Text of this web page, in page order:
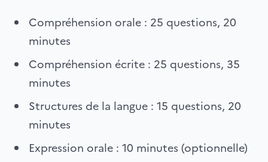
Compréhension orale : 25 questions, 20
minutes
Compréhension écrite : 25 questions, 35
minutes
Structures de la langue : 15 questions, 20
minutes
Expression orale : 10 minutes (optionnelle)